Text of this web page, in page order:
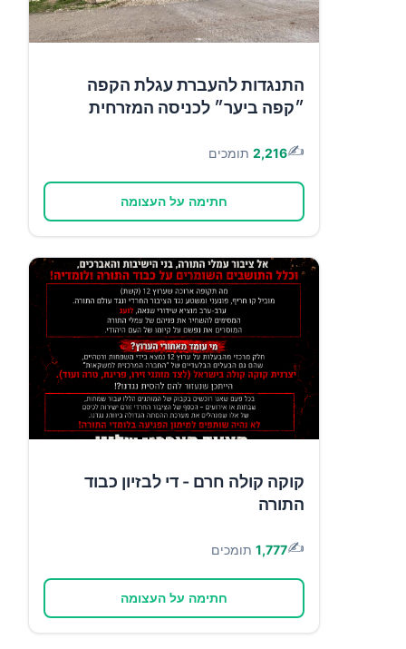
התנגדות להעברת עגלת הקפה
״קפה ביער״ לכניסה המזרחית
✍️
2,216 תומכים
חתימה על העצומה
קוקה קולה חרם - די לבזיון כבוד
התורה
✍️
1,777 תומכים
חתימה על העצומה